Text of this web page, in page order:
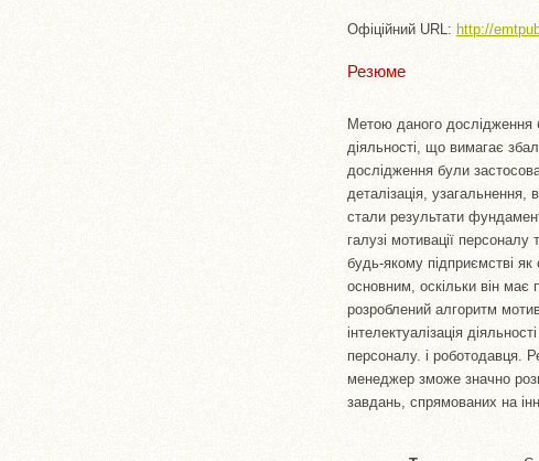
Офіційний URL: http://
Резюме
Метою даного дослідження
діяльності, що вимагає
дослідження були
деталізація,
стали результати
галузі мотивації персоналу
будь-якому підприємстві
основним, оскільки він має
розроблений алгоритм
інтелектуалізація
персоналу. і роботодавця.
менеджер зможе значно
завдань, спрямованих на